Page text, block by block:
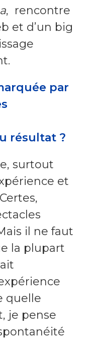
, rencontre
et d’un big
par
résultat ?
surtout
et
il ne faut
la plupart
quelle
je pense